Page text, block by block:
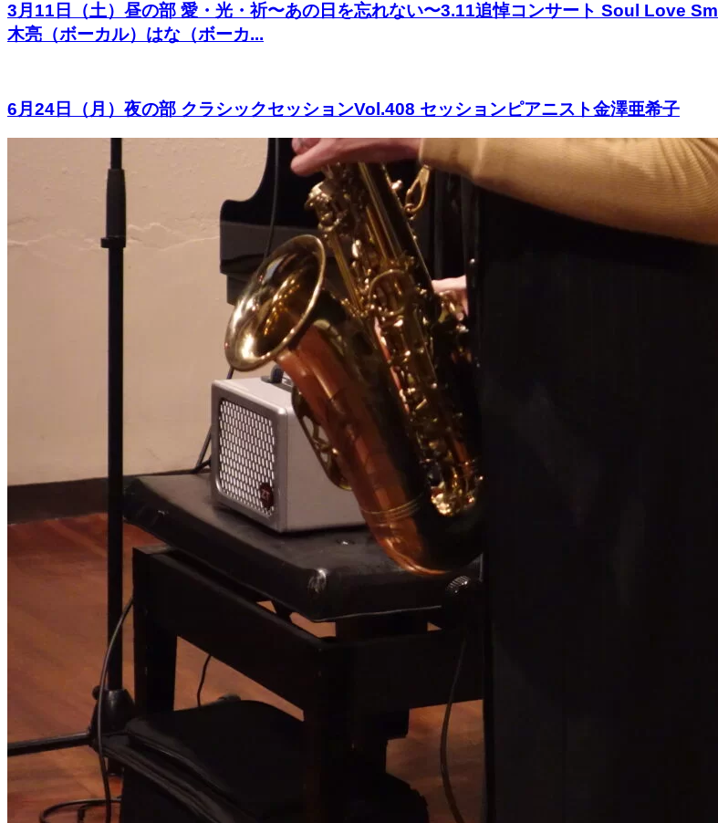
3月11日（土）昼の部 愛・光・祈〜あの日を忘れない〜3.11追悼コンサート Soul Love
木亮（ボーカル）はな（ボーカ...
6月24日（月）夜の部 クラシックセッションVol.408 セッションピアニスト金澤亜希子